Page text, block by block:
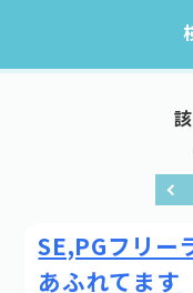
エンジニア向け
初めてご利
お役立ち情報
e案件とは？
業種・職種を選
エリア
検索
SE,PGフリー
あふれてます